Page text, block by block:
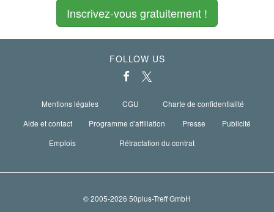
Inscrivez-vous gratuitement !
FOLLOW US
Mentions légales CGU
Charte de confidentialité
Aide et contact
Programme d'affiliation Presse
Publicité
Emplois
Rétractation du contrat
© 2005-2026 50plus-Treff GmbH